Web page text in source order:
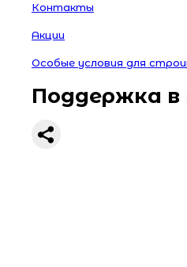
Контакты
Акции
Особые условия для
Поддержка в